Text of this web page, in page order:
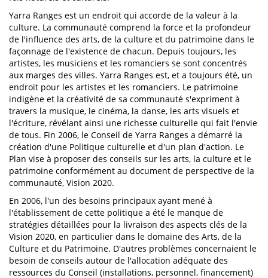
Yarra Ranges est un endroit qui accorde de la valeur à la
culture. La communauté comprend la force et la profondeur
de l'influence des arts, de la culture et du patrimoine dans le
façonnage de l'existence de chacun. Depuis toujours, les
artistes, les musiciens et les romanciers se sont concentrés
aux marges des villes. Yarra Ranges est, et a toujours été, un
endroit pour les artistes et les romanciers. Le patrimoine
indigène et la créativité de sa communauté s'expriment à
travers la musique, le cinéma, la danse, les arts visuels et
l'écriture, révélant ainsi une richesse culturelle qui fait l'envie
de tous. Fin 2006, le Conseil de Yarra Ranges a démarré la
création d'une Politique culturelle et d'un plan d'action. Le
Plan vise à proposer des conseils sur les arts, la culture et le
patrimoine conformément au document de perspective de la
communauté, Vision 2020.
En 2006, l'un des besoins principaux ayant mené à
l'établissement de cette politique a été le manque de
stratégies détaillées pour la livraison des aspects clés de la
Vision 2020, en particulier dans le domaine des Arts, de la
Culture et du Patrimoine. D'autres problèmes concernaient le
besoin de conseils autour de l'allocation adéquate des
ressources du Conseil (installations, personnel, financement)